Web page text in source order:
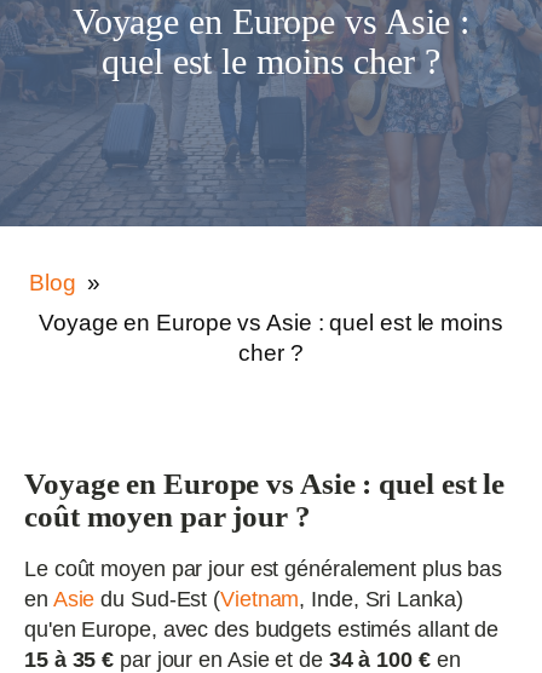
Voyage en Europe vs Asie :
quel est le moins cher ?
Blog »
Voyage en Europe vs Asie : quel est le moins
cher ?
Voyage en Europe vs Asie : quel est le
coût moyen par jour ?
Le coût moyen par jour est généralement plus bas
en Asie du Sud-Est (Vietnam, Inde, Sri Lanka)
qu'en Europe, avec des budgets estimés allant de
15 à 35 € par jour en Asie et de 34 à 100 €en